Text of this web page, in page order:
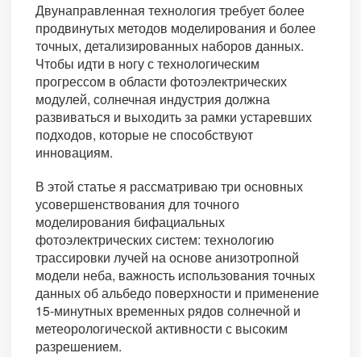
Двунаправленная технология требует более
продвинутых методов моделирования и более
точных, детализированных наборов данных.
Чтобы идти в ногу с технологическим
прогрессом в области фотоэлектрических
модулей, солнечная индустрия должна
развиваться и выходить за рамки устаревших
подходов, которые не способствуют
инновациям.
В этой статье я рассматриваю три основных
усовершенствования для точного
моделирования бифациальных
фотоэлектрических систем: технологию
трассировки лучей на основе анизотропной
модели неба, важность использования точных
данных об альбедо поверхности и применение
15-минутных временных рядов солнечной и
метеорологической активности с высоким
разрешением.